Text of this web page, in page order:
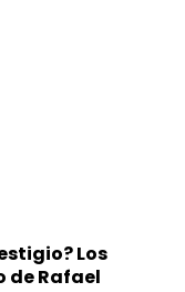
Los
de Rafael